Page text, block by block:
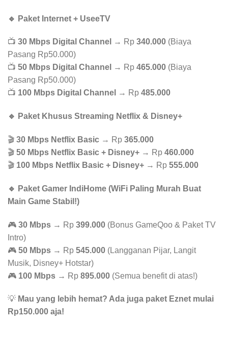
🔹 Paket Internet + UseeTV
📺 30 Mbps Digital Channel → Rp 340.000 (Biaya
Pasang Rp50.000)
📺 50 Mbps Digital Channel → Rp 465.000 (Biaya
Pasang Rp50.000)
📺 100 Mbps Digital Channel → Rp 485.000
🔹 Paket Khusus Streaming Netflix & Disney+
🎬 30 Mbps Netflix Basic → Rp 365.000
🎬 50 Mbps Netflix Basic + Disney+ → Rp 460.000
🎬 100 Mbps Netflix Basic + Disney+ → Rp 555.000
🔹 Paket Gamer IndiHome (WiFi Paling Murah Buat
Main Game Stabil!)
🎮 30 Mbps → Rp 399.000 (Bonus GameQoo & Paket TV
Intro)
🎮 50 Mbps → Rp 545.000 (Langganan Pijar, Langit
Musik, Disney+ Hotstar)
🎮 100 Mbps → Rp 895.000 (Semua benefit di atas!)
💡 Mau yang lebih hemat? Ada juga paket Eznet mulai
Rp150.000 aja!